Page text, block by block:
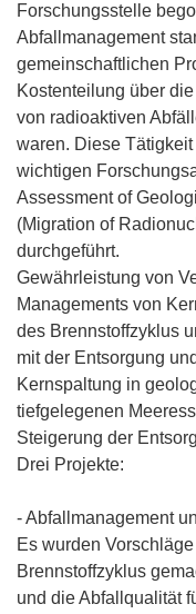
Forschungsstelle
Abfallmanagement
gemeinschaftlichen
Kostenteilung über
von radioaktiven
waren. Diese
wichtigen
Assessment of
(Migration of
durchgeführt.
Gewährleistung von
Managements von
des Brennstoffzyklus
mit der Entsorgung
Kernspaltung in
tiefgelegenen
Steigerung der
Drei Projekte:
- Abfallmanagement
Es wurden
Brennstoffzyklus
und die Abfallqualität